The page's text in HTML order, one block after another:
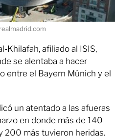
Khilafah, afiliado al ISIS,
se alentaba a hacer
entre el Bayern Múnich y el
un atentado a las afueras
en donde más de 140
200 más tuvieron heridas.